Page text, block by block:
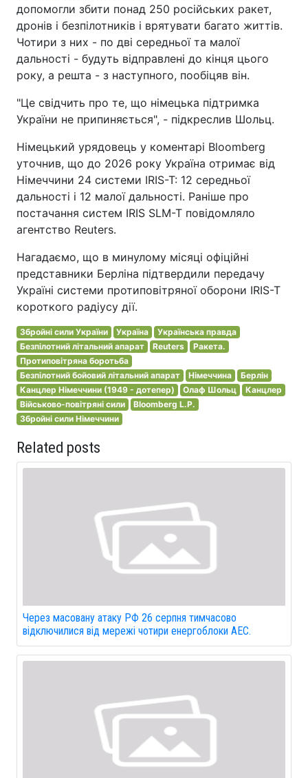
допомогли збити понад 250 російських ракет,
дронів і безпілотників і врятувати багато життів.
Чотири з них - по дві середньої та малої
дальності - будуть відправлені до кінця цього
року, а решта - з наступного, пообіцяв він.
"Це свідчить про те, що німецька підтримка
України не припиняється", - підкреслив Шольц.
Німецький урядовець у коментарі Bloomberg
уточнив, що до 2026 року Україна отримає від
Німеччини 24 системи IRIS-T: 12 середньої
дальності і 12 малої дальності. Раніше про
постачання систем IRIS SLM-T повідомляло
агентство Reuters.
Нагадаємо, що в минулому місяці офіційні
представники Берліна підтвердили передачу
Україні системи протиповітряної оборони IRIS-T
короткого радіусу дії.
Збройні сили України Україна
Українська правда
Безпілотний літальний апарат
Reuters
Ракета.
Протиповітряна боротьба
Безпілотний бойовий літальний апарат
Німеччина
Берлін
Канцлер Німеччини (1949 - дотепер)
Олаф Шольц
Канцлер
Військово-повітряні сили
Bloomberg L.P.
Збройні сили Німеччини
Related posts
Через масовану атаку РФ 26 серпня тимчасово
відключилися від мережі чотири енергоблоки АЕС.